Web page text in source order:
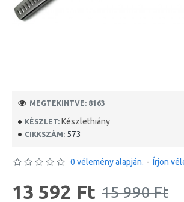
KÉSZLET: Készlethiány
CIKKSZÁM: 573
MEGTEKINTVE: 8163
0 vélemény alapján. - Írjon
13 592 Ft 15 990 Ft